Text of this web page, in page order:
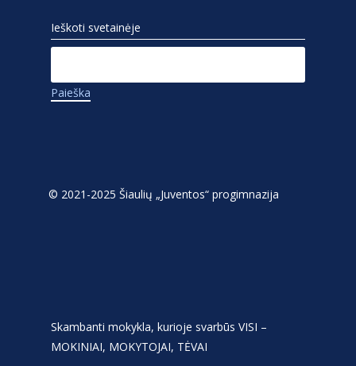
Ieškoti svetainėje
© 2021-2025 Šiaulių „Juventos“ progimnazija
Skambanti mokykla, kurioje svarbūs VISI –
MOKINIAI, MOKYTOJAI, TĖVAI